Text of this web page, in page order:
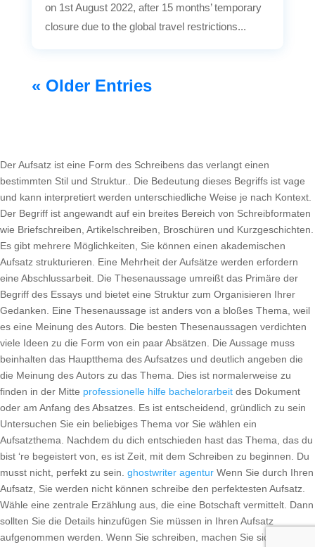
on 1st August 2022, after 15 months’ temporary
closure due to the global travel restrictions...
« Older Entries
Der Aufsatz ist eine Form des Schreibens das verlangt einen
bestimmten Stil und Struktur.. Die Bedeutung dieses Begriffs ist vage
und kann interpretiert werden unterschiedliche Weise je nach Kontext.
Der Begriff ist angewandt auf ein breites Bereich von Schreibformaten
wie Briefschreiben, Artikelschreiben, Broschüren und Kurzgeschichten.
Es gibt mehrere Möglichkeiten, Sie können einen akademischen
Aufsatz strukturieren. Eine Mehrheit der Aufsätze werden erfordern
eine Abschlussarbeit. Die Thesenaussage umreißt das Primäre der
Begriff des Essays und bietet eine Struktur zum Organisieren Ihrer
Gedanken. Eine Thesenaussage ist anders von a bloßes Thema, weil
es eine Meinung des Autors. Die besten Thesenaussagen verdichten
viele Ideen zu die Form von ein paar Absätzen. Die Aussage muss
beinhalten das Hauptthema des Aufsatzes und deutlich angeben die
die Meinung des Autors zu das Thema. Dies ist normalerweise zu
finden in der Mitte professionelle hilfe bachelorarbeit des Dokument
oder am Anfang des Absatzes. Es ist entscheidend, gründlich zu sein
Untersuchen Sie ein beliebiges Thema vor Sie wählen ein
Aufsatzthema. Nachdem du dich entschieden hast das Thema, das du
bist ‘re begeistert von, es ist Zeit, mit dem Schreiben zu beginnen. Du
musst nicht, perfekt zu sein. ghostwriter agentur Wenn Sie durch Ihren
Aufsatz, Sie werden nicht können schreibe den perfektesten Aufsatz.
Wähle eine zentrale Erzählung aus, die eine Botschaft vermittelt. Dann
sollten Sie die Details hinzufügen Sie müssen in Ihren Aufsatz
aufgenommen werden. Wenn Sie schreiben, machen Sie sich keine